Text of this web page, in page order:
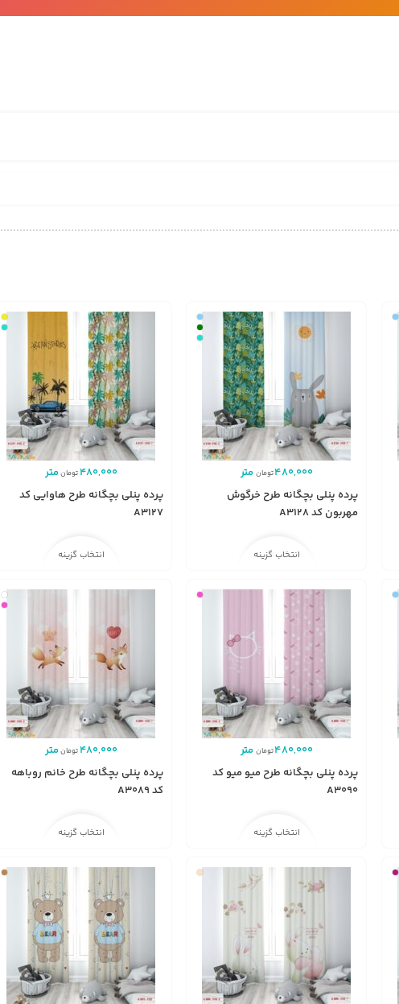
480,000تومانمتر
پرده پنلی بچگانه طرح خرگوش
مهربون کد A3128
انتخاب گزینه
480,000تومانمتر
پرده پنلی بچگانه طرح هاوایی کد
A3127
انتخاب گزینه
480,000تومانمتر
پرده پنلی بچگانه طرح میو میو کد
A3090
انتخاب گزینه
480,000تومانمتر
پرده پنلی بچگانه طرح خانم روباهه
کد A3089
انتخاب گزینه